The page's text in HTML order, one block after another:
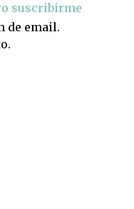
suscribirme
de email.